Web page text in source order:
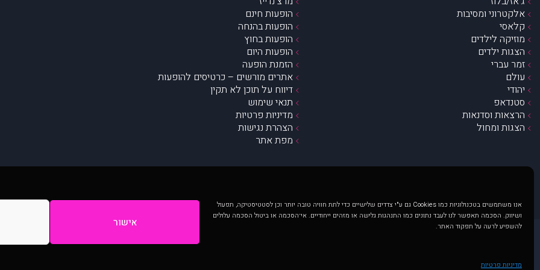
אנו משתמשים בטכנולוגיות כמו Cookies גם ע"י צדדים שלישיים כדי לתת חוויה טובה יותר וכן לסטטיסטיקה, תפעול
ושיווק. הסכמה תאפשר לנו לעבד נתונים כמו התנהגות גלישה או מזהים ייחודיים. אי־הסכמה או ביטול הסכמה עלולים
להשפיע לרעה על תפקוד האתר.
אישור
מדיניות פרטיות
אלקטרוני ומסיבות
קלאסי
מוזיקה לילדים
הצגות ילדים
זמר עברי
עולם
יהודי
סטנדאפ
הרצאות וסדנאות
הצגות ומחול
הופעות חינם
הופעות בהנחה
הופעות בחוץ
הופעות היום
הזמנת הופעה
אתרים מורשים – כרטיסים להופעות
דיווח על תוכן לא תקין
תנאי שימוש
מדיניות פרטיות
הצהרת נגישות
מפת אתר